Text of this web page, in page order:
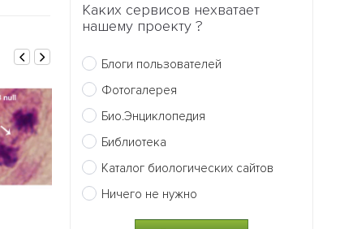
Каких сервисов нехватает
нашему проекту ?
Блоги пользователей
Фотогалерея
Био.Энциклопедия
Библиотека
Каталог биологических сайтов
Ничего не нужно